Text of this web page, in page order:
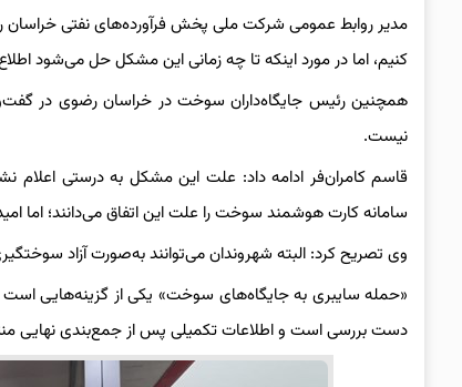
مدیر روابط عمومی شرکت ملی پخش فرآورده‌های نفتی خراسان
کنیم، اما در مورد اینکه تا چه زمانی این مشکل حل می‌شود
همچنین رئیس جایگاه‌داران سوخت در خراسان رضوی در
نیست.
قاسم کامران‌فر ادامه داد: علت این مشکل به درستی اعلام
سامانه کارت هوشمند سوخت را علت این اتفاق می‌دانند؛ اما
وی تصریح کرد: البته شهروندان می‌توانند به‌صورت آزاد
«حمله سایبری به جایگاه‌های سوخت» یکی از گزینه‌هایی
دست بررسی است و اطلاعات تکمیلی پس از جمع‌بندی نهایی